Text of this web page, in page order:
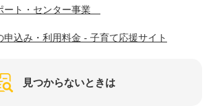
ート・センター事業
申込み・利用料金 - 子育て応援サイト
見つからないときは